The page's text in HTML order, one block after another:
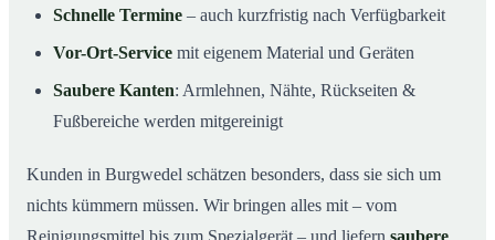
Schnelle Termine – auch kurzfristig nach Verfügbarkeit
Vor-Ort-Service mit eigenem Material und Geräten
Saubere Kanten: Armlehnen, Nähte, Rückseiten &
Fußbereiche werden mitgereinigt
Kunden in Burgwedel schätzen besonders, dass sie sich um
nichts kümmern müssen. Wir bringen alles mit – vom